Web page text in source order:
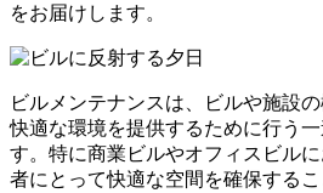
をお届けします。
ビルメンテナンスは、ビルや施設
快適な環境を提供するために行う
す。特に商業ビルやオフィスビル
者にとって快適な空間を確保する